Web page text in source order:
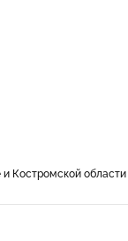
Костромской области